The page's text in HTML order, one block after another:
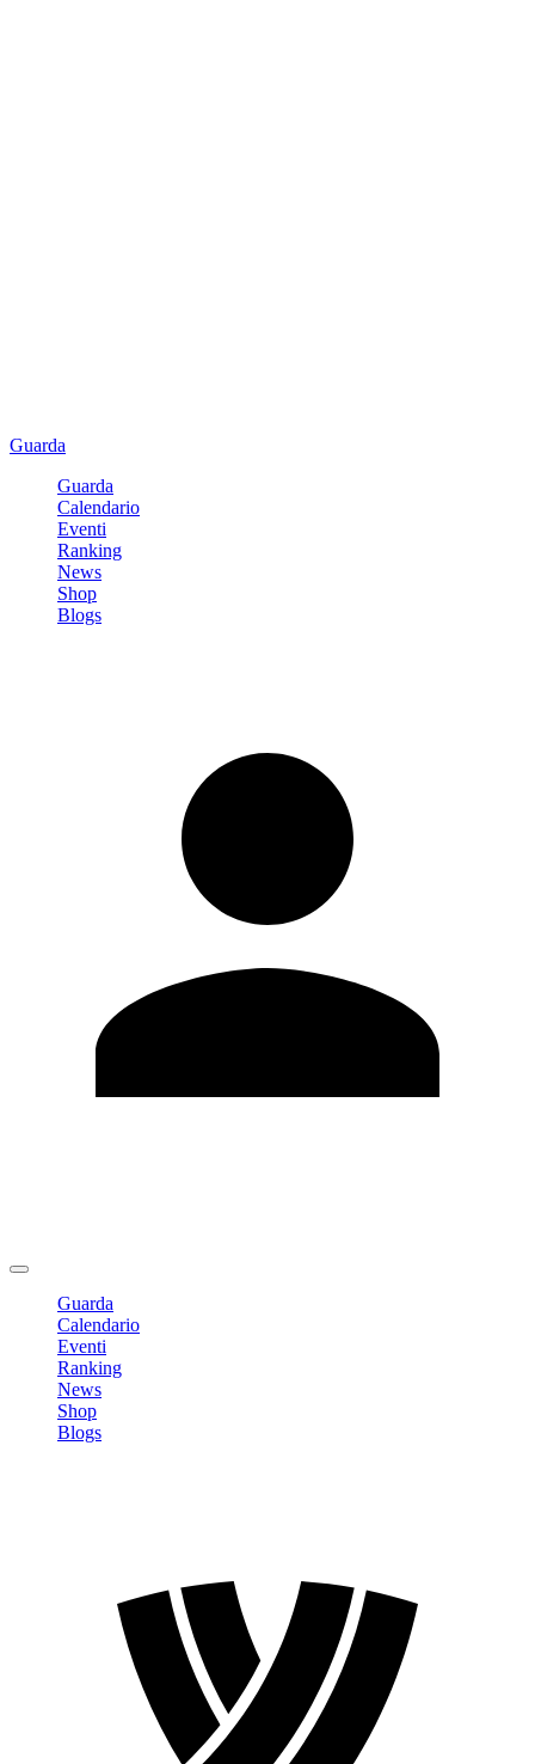
Guarda
Guarda
Calendario
Eventi
Ranking
News
Shop
Blogs
Guarda
Calendario
Eventi
Ranking
News
Shop
Blogs